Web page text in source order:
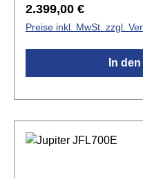
Klangcharakter dieser
Einsatz von
Kopfstück,
Korpus der Serie Z3
Z-Cut aus Sterling
(925)Korpus: Sterling
Regulärer Preis:
2.399,00 €
Preise inkl. MwSt. zzgl.
In